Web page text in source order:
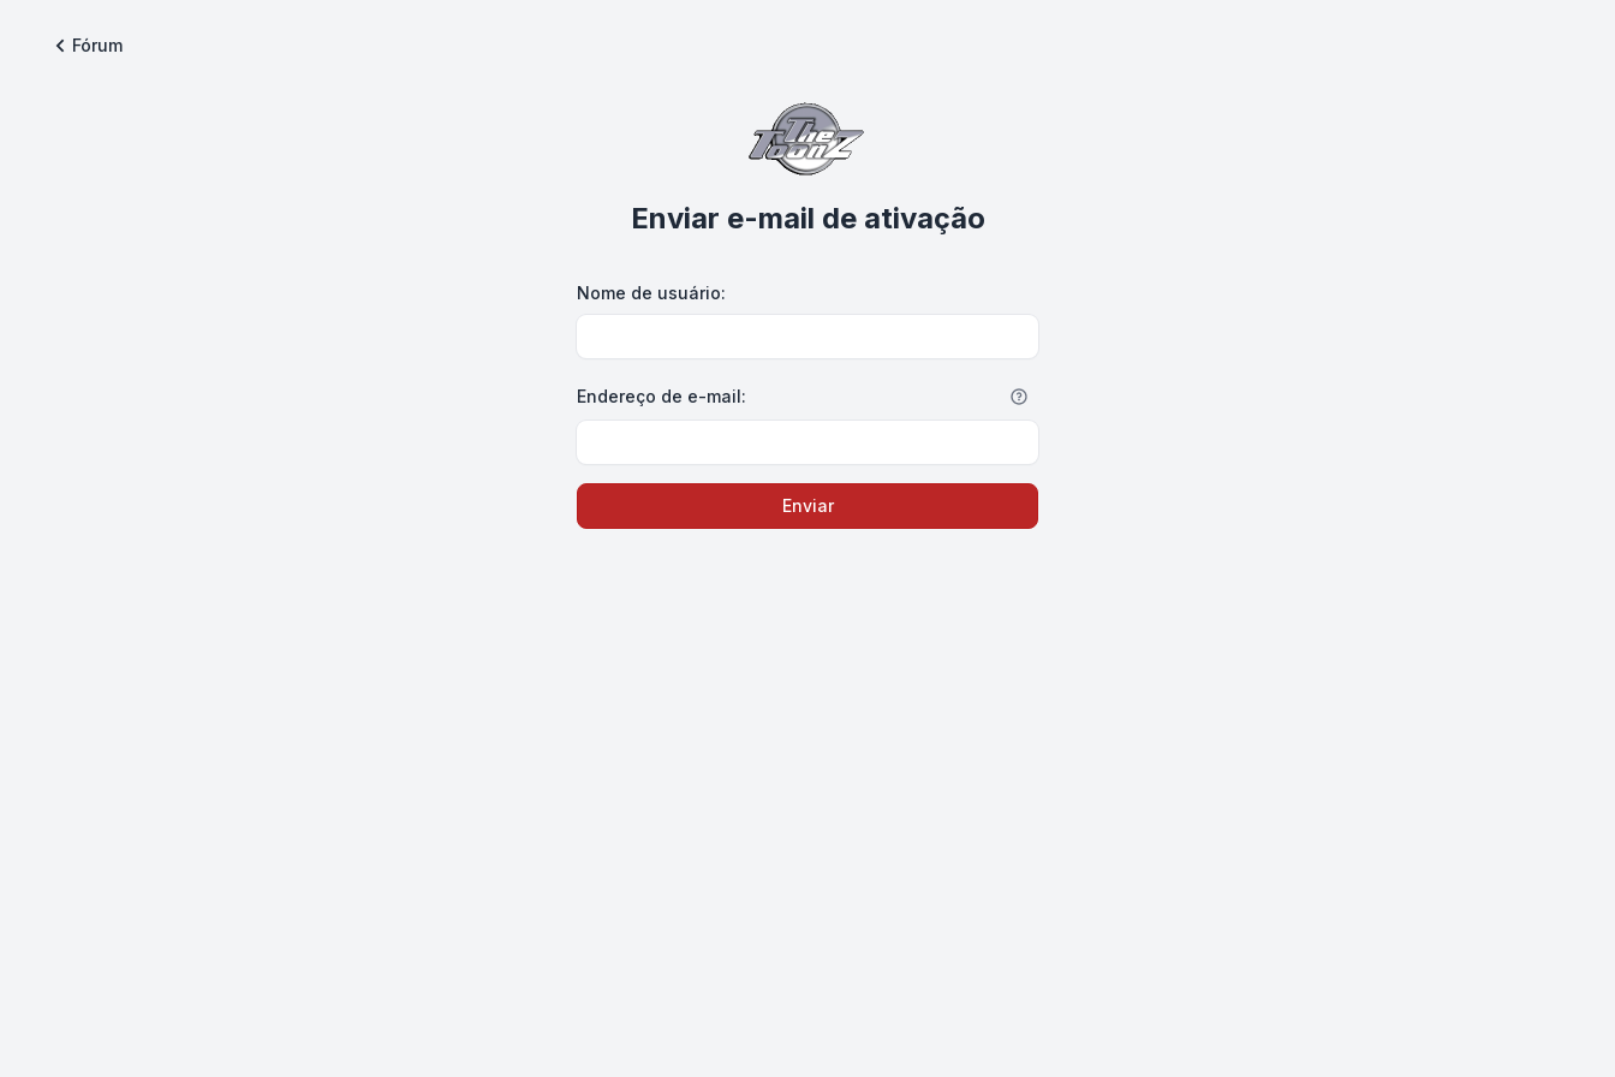
Fórum
Enviar e-mail de ativação
Nome de usuário:
Endereço de e-mail:
Enviar